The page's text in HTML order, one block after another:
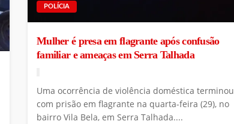
POLÍCIA
Mulher é presa em flagrante após confusão
familiar e ameaças em Serra Talhada
Uma ocorrência de violência doméstica terminou
com prisão em flagrante na quarta-feira (29), no
bairro Vila Bela, em Serra Talhada....